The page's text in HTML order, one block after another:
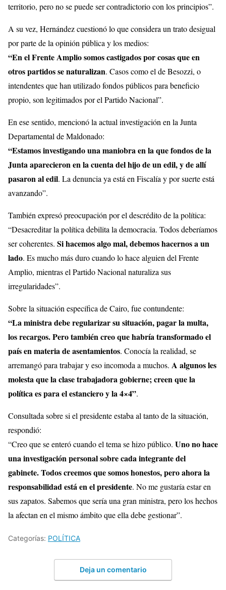
territorio, pero no se puede ser contradictorio con los principios”.
A su vez, Hernández cuestionó lo que considera un trato desigual
por parte de la opinión pública y los medios:
“En el Frente Amplio somos castigados por cosas que en
otros partidos se naturalizan. Casos como el de Besozzi, o
intendentes que han utilizado fondos públicos para beneficio
propio, son legitimados por el Partido Nacional”.
En ese sentido, mencionó la actual investigación en la Junta
Departamental de Maldonado:
“Estamos investigando una maniobra en la que fondos de la
Junta aparecieron en la cuenta del hijo de un edil, y de allí
pasaron al edil. La denuncia ya está en Fiscalía y por suerte está
avanzando”.
También expresó preocupación por el descrédito de la política:
“Desacreditar la política debilita la democracia. Todos deberíamos
ser coherentes. Si hacemos algo mal, debemos hacernos a un
lado. Es mucho más duro cuando lo hace alguien del Frente
Amplio, mientras el Partido Nacional naturaliza sus
irregularidades”.
Sobre la situación específica de Cairo, fue contundente:
“La ministra debe regularizar su situación, pagar la multa,
los recargos. Pero también creo que habría transformado el
país en materia de asentamientos. Conocía la realidad, se
arremangó para trabajar y eso incomoda a muchos. A algunos les
molesta que la clase trabajadora gobierne; creen que la
política es para el estanciero y la 4×4”.
Consultada sobre si el presidente estaba al tanto de la situación,
respondió:
“Creo que se enteró cuando el tema se hizo público. Uno no hace
una investigación personal sobre cada integrante del
gabinete. Todos creemos que somos honestos, pero ahora la
responsabilidad está en el presidente. No me gustaría estar en
sus zapatos. Sabemos que sería una gran ministra, pero los hechos
la afectan en el mismo ámbito que ella debe gestionar”.
Categorías: POLÍTICA
Deja un comentario